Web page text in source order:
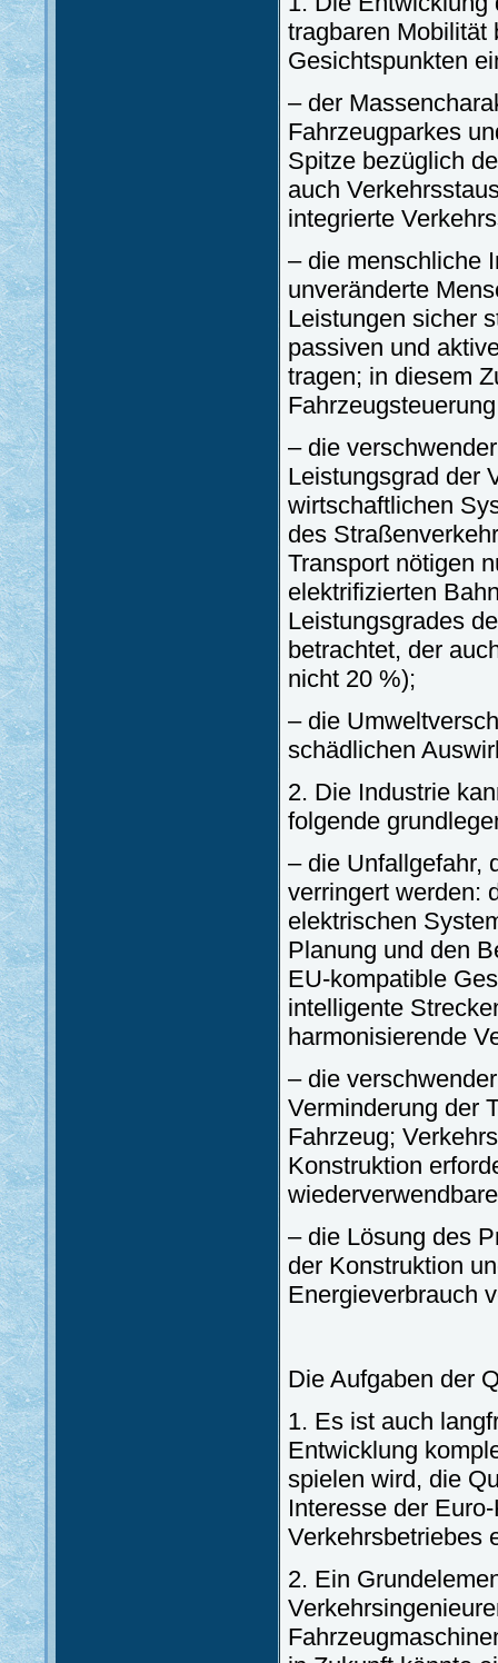
tragbaren Mobilität
Gesichtspunkten
– der
Fahrzeugparkes
Spitze bezüglich
auch
integrierte
– die menschliche
unveränderte
Leistungen sicher
passiven und
tragen; in diesem
– die
Leistungsgrad der
wirtschaftlichen
des
Transport nötigen
elektrifizierten
Leistungsgrades
betrachtet, der
nicht 20 %);
– die
schädlichen
2. Die Industrie
folgende
– die Unfallgefahr,
verringert werden:
elektrischen
Planung und den
EU-kompatible
intelligente
harmonisierende
– die
Verminderung der
Fahrzeug;
Konstruktion
– die Lösung des
der Konstruktion
Energieverbrauch
Die Aufgaben der
1. Es ist auch
Entwicklung
spielen wird, die
Interesse der
Verkehrsbetriebes
2. Ein